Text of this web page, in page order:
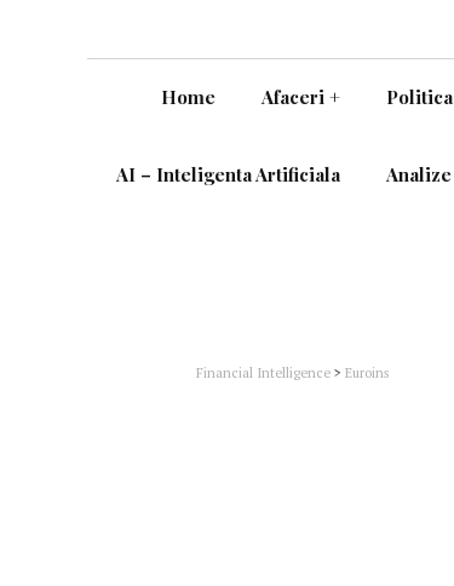
Home Afaceri + Politica
AI – Inteligenta Artificiala Analize
Financial Intelligence > Euroins